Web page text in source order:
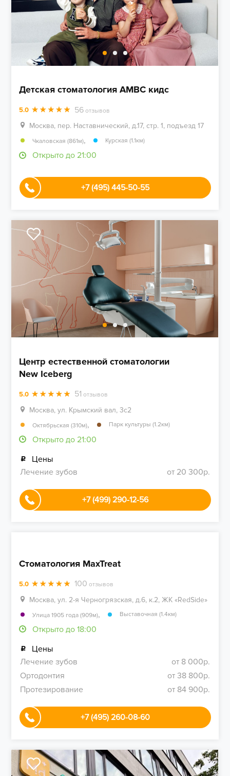
Детская стоматология AMBC кидс
5.0 56 отзывов
Москва, пер. Наставнический, д.17, стр. 1, подъезд 17
Чкаловская (861м), Курская (1.1км)
Открыто до 21:00
+7 (495) 445-50-55
Центр естественной стоматологии
New Iceberg
5.0 51 отзывов
Москва, ул. Крымский вал, 3с2
Октябрьская (310м), Парк культуры (1.2км)
Открыто до 21:00
Цены
Лечение зубов
от 20 300р.
+7 (499) 290-12-56
Стоматология MaxTreat
5.0 100
Москва, ул. 2-я Черногрязская, д.6, к.2, ЖК «RedSide»
Улица 1905 года (909м)
Цены
Лечение зубов
от 8 000р.